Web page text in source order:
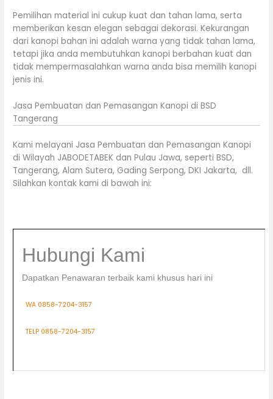
Pemilihan material ini cukup kuat dan tahan lama, serta
memberikan kesan elegan sebagai dekorasi. Kekurangan
dari kanopi bahan ini adalah warna yang tidak tahan lama,
tetapi jika anda membutuhkan kanopi berbahan kuat dan
tidak mempermasalahkan warna anda bisa memilih kanopi
jenis ini.
Jasa Pembuatan dan Pemasangan Kanopi di BSD
Tangerang
Kami melayani Jasa Pembuatan dan Pemasangan Kanopi
di Wilayah JABODETABEK dan Pulau Jawa, seperti BSD,
Tangerang, Alam Sutera, Gading Serpong, DKI Jakarta, dll.
Silahkan kontak kami di bawah ini:
Hubungi Kami
Dapatkan Penawaran terbaik kami khusus hari ini
WA 0858-7204-3157
TELP 0858-7204-3157